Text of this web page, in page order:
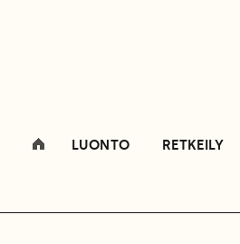
LUONTO RETKEILY